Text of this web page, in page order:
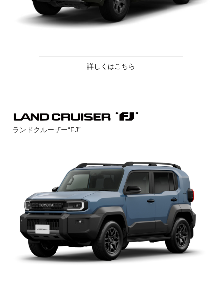
詳しくはこちら
ランドクルーザー“FJ”